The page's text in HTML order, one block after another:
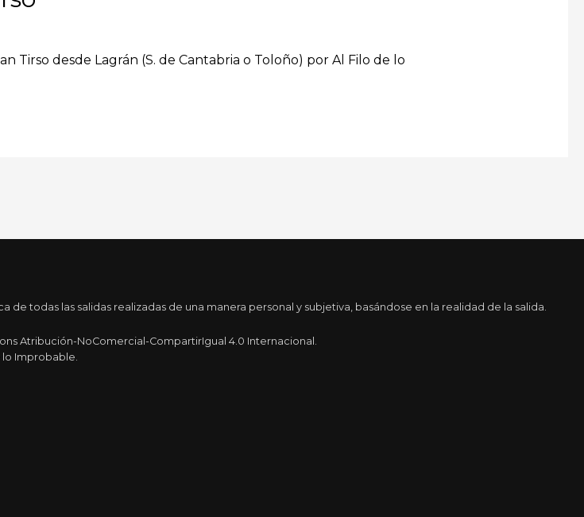
Tirso desde Lagrán (S. de Cantabria o Toloño) por Al Filo de lo
todas las salidas realizadas de una manera personal y subjetiva, basándose en la realidad de la salida.
Atribución-NoComercial-CompartirIgual 4.0 Internacional.
Improbable.